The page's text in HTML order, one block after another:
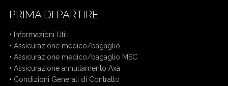
PRIMA DI PARTIRE
• Informazioni Utili
• Assicurazione medico/bagaglio
• Assicurazione medico/bagaglio MSC
• Assicurazione annullamento Axa
• Condizioni Generali di Contratto